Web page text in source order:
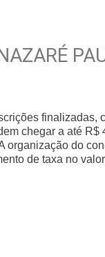
finalizadas,
chegar a até R$
organização do
de taxa no